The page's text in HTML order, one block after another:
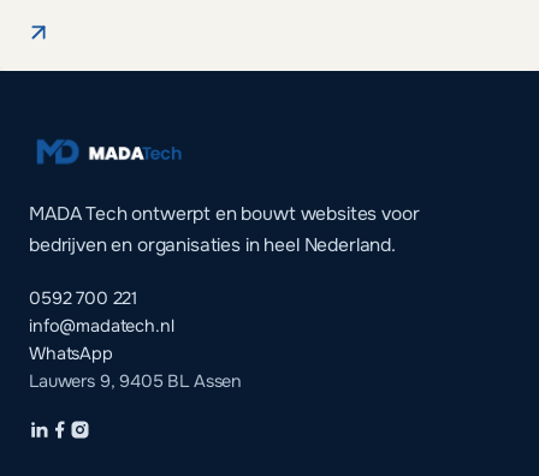
MADA Tech ontwerpt en bouwt websites voor
bedrijven en organisaties in heel Nederland.
0592 700 221
info@madatech.nl
WhatsApp
Lauwers 9, 9405 BL Assen